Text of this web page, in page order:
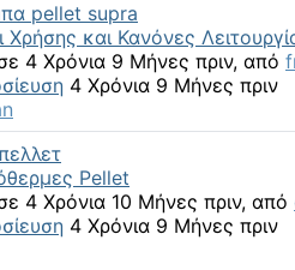
pellet supra
Χρήσης και Κανόνες
4 Χρόνια 9 Μήνες πριν, από
4 Χρόνια 9 Μήνες πριν
Pellet
4 Χρόνια 10 Μήνες πριν, από
4 Χρόνια 9 Μήνες πριν